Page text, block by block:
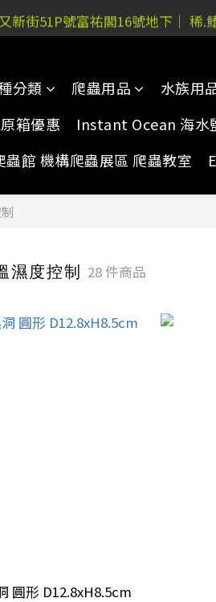
新街51P號富祐閣16號地下｜ 稀.
新街51P號富祐閣16號地下｜ 稀.
新街51P號富祐閣16號地下｜ 稀.
分類 爬蟲用品 水族用
箱優惠 Instant Ocean 海水
蟲館 機構爬蟲展區 爬蟲教室
濕度控制 28 件商品
守宮陶瓷加濕洞 圓形 D12.8xH8.5cm